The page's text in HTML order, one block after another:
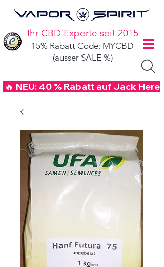
Ihr CBD Experte seit 2015
15% Rabatt Code: MYCBD
(ausser SALE %)
🔥 NEU: 40 % Rabatt auf Jack